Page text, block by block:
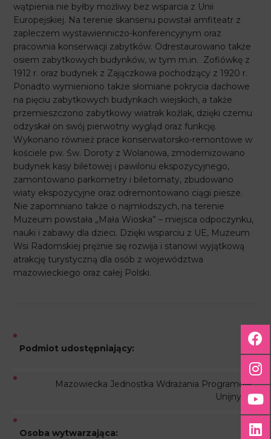
wątpienia nie byłby możliwy bez wsparcia z Unii
Europejskiej. Na terenie skansenu powstał amfiteatr z
zapleczem wystawienniczo-konferencyjnym oraz
pracownia konserwacji zabytków. Odrestaurowano także
osiem zabytkowych budynków, w tym m.in. Zofiówkę z
1912 r. oraz budynek z Zajączkowa pochodzący z 1920 r.
Ponadto wymieniono także słomiane pokrycia dachowe
na pięciu zabytkowych budynkach wiejskich, a także
przemieszczono zabytkowy wiatrak koźlak, dzięki czemu
odzyskał on swój pierwotny wygląd oraz funkcję.
Wykonano również prace konserwatorsko-remontowe w
kościele pw. Św. Doroty z Wolanowa, zmodernizowano
budynek kasy biletowej i pawilonu ekspozycyjnego,
zamontowano parkometry i biletomaty, zbudowano
wiaty ekspozycyjne oraz odremontowano ciągi piesze.
Nie zapomniano także o najmłodszych, na terenie
Muzeum powstała „Mała Wioska” – miejsca odpoczynku,
nauki i zabawy dla dzieci. Dzięki wsparciu z UE, Muzeum
Wsi Radomskiej prężnie się rozwija i stanowi wyjątkową
atrakcję turystyczną dla osób z województwa
mazowieckiego oraz całej Polski.
Podmiot udostępniający:
Mazowiecka Jednostka Wdrażania Programów
Unijnych
Osoba wytwarzająca: